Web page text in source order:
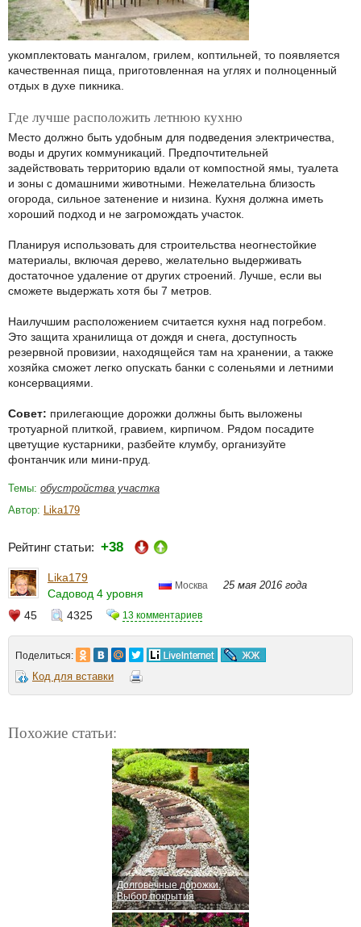
укомплектовать мангалом, грилем, коптильней, то появляется
качественная пища, приготовленная на углях и полноценный
отдых в духе пикника.
Где лучше расположить летнюю кухню
Место должно быть удобным для подведения электричества,
воды и других коммуникаций. Предпочтительней
задействовать территорию вдали от компостной ямы, туалета
и зоны с домашними животными. Нежелательна близость
огорода, сильное затенение и низина. Кухня должна иметь
хороший подход и не загромождать участок.
Планируя использовать для строительства неогнестойкие
материалы, включая дерево, желательно выдерживать
достаточное удаление от других строений. Лучше, если вы
сможете выдержать хотя бы 7 метров.
Наилучшим расположением считается кухня над погребом.
Это защита хранилища от дождя и снега, доступность
резервной провизии, находящейся там на хранении, а также
хозяйка сможет легко опускать банки с соленьями и летними
консервациями.
Совет: прилегающие дорожки должны быть выложены
тротуарной плиткой, гравием, кирпичом. Рядом посадите
цветущие кустарники, разбейте клумбу, организуйте
фонтанчик или мини-пруд.
Темы: обустройства участка
Автор: Lika179
Рейтинг статьи: +38
Lika179
Садовод 4 уровня
Москва 25 мая 2016 года
45 4325 13 комментариев
Поделиться:
Код для вставки
Похожие статьи:
Долговечные дорожки.
Выбор покрытия